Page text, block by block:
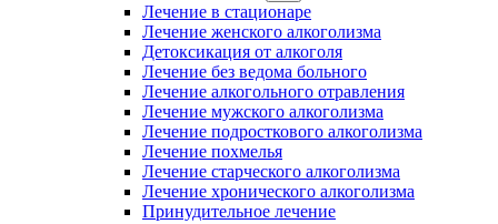
Лечение в стационаре
Лечение женского алкоголизма
Детоксикация от алкоголя
Лечение без ведома больного
Лечение алкогольного отравления
Лечение мужского алкоголизма
Лечение подросткового алкоголизма
Лечение похмелья
Лечение старческого алкоголизма
Лечение хронического алкоголизма
Принудительное лечение